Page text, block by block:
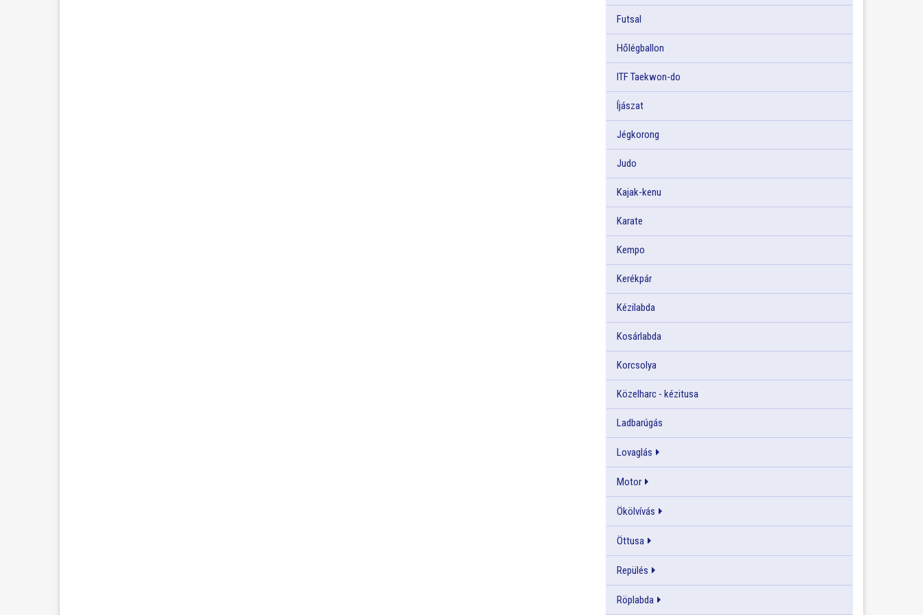
Futsal
Hőlégballon
ITF Taekwon-do
Íjászat
Jégkorong
Judo
Kajak-kenu
Karate
Kempo
Kerékpár
Kézilabda
Kosárlabda
Korcsolya
Közelharc - kézitusa
Ladbarúgás
Lovaglás
Motor
Ökölvívás
Öttusa
Repülés
Röplabda